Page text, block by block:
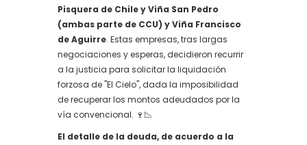
Pisquera de Chile y Viña San Pedro
(ambas parte de CCU) y Viña Francisco
de Aguirre. Estas empresas, tras largas
negociaciones y esperas, decidieron recurrir
a la justicia para solicitar la liquidación
forzosa de "El Cielo", dada la imposibilidad
de recuperar los montos adeudados por la
vía convencional. 🍷📉
El detalle de la deuda, de acuerdo a la